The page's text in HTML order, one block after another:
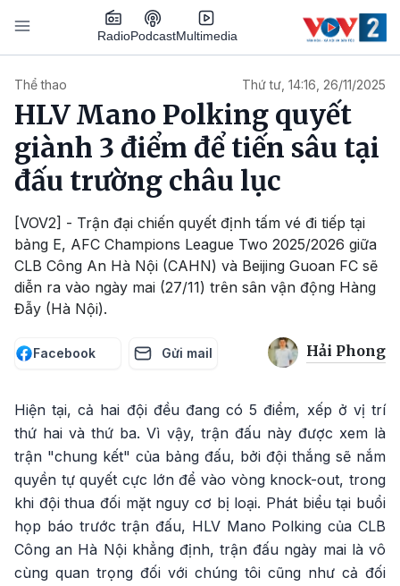
Nhảy đến nội dung
RadioPodcastMultimedia
Thể thao Thứ tư, 14:16, 26/11/2025
HLV Mano Polking quyết
giành 3 điểm để tiến sâu tại
đấu trường châu lục
[VOV2] - Trận đại chiến quyết định tấm vé đi tiếp tại
bảng E, AFC Champions League Two 2025/2026 giữa
CLB Công An Hà Nội (CAHN) và Beijing Guoan FC sẽ
diễn ra vào ngày mai (27/11) trên sân vận động Hàng
Đẫy (Hà Nội).
Facebook Gửi mail Hải Phong
Hiện tại, cả hai đội đều đang có 5 điểm, xếp ở vị trí
thứ hai và thứ ba. Vì vậy, trận đấu này được xem là
trận "chung kết" của bảng đấu, bởi đội thắng sẽ nắm
quyền tự quyết cực lớn để vào vòng knock-out, trong
khi đội thua đối mặt nguy cơ bị loại. Phát biểu tại buổi
họp báo trước trận đấu, HLV Mano Polking của CLB
Công an Hà Nội khẳng định, trận đấu ngày mai là vô
cùng quan trọng đối với chúng tôi cũng như cả đối